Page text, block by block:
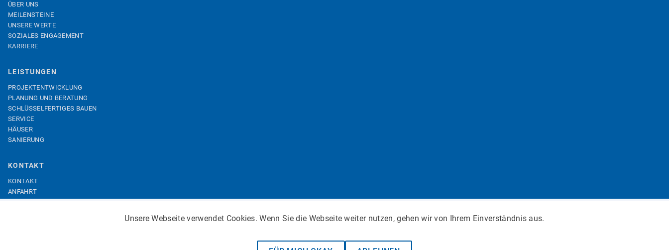
ÜBER UNS
MEILENSTEINE
UNSERE WERTE
SOZIALES ENGAGEMENT
KARRIERE
LEISTUNGEN
PROJEKTENTWICKLUNG
PLANUNG UND BERATUNG
SCHLÜSSELFERTIGES BAUEN
SERVICE
HÄUSER
SANIERUNG
KONTAKT
KONTAKT
ANFAHRT
Unsere Webseite verwendet Cookies. Wenn Sie die Webseite weiter nutzen, gehen wir von Ihrem Einverständnis aus.